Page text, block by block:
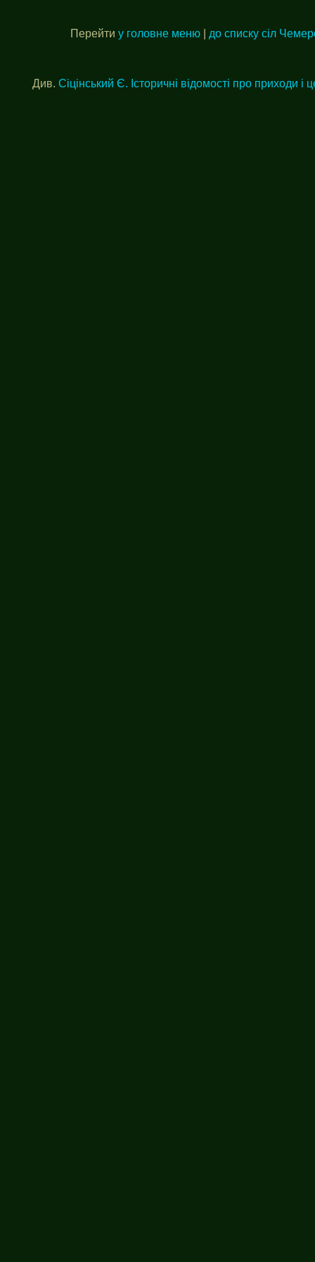
Перейти у головне меню до списку сіл
Див. Сіцінський Є. Історичні відомості про приходи і